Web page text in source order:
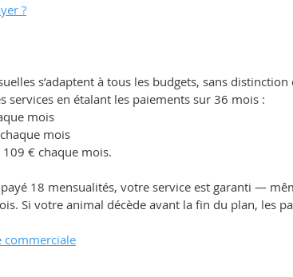
?
s’adaptent à tous les budgets, sans distinction
services en étalant les paiements sur 36 mois :
mois
mois
€ chaque mois.
18 mensualités, votre service est garanti —
Si votre animal décède avant la fin du plan, les
commerciale